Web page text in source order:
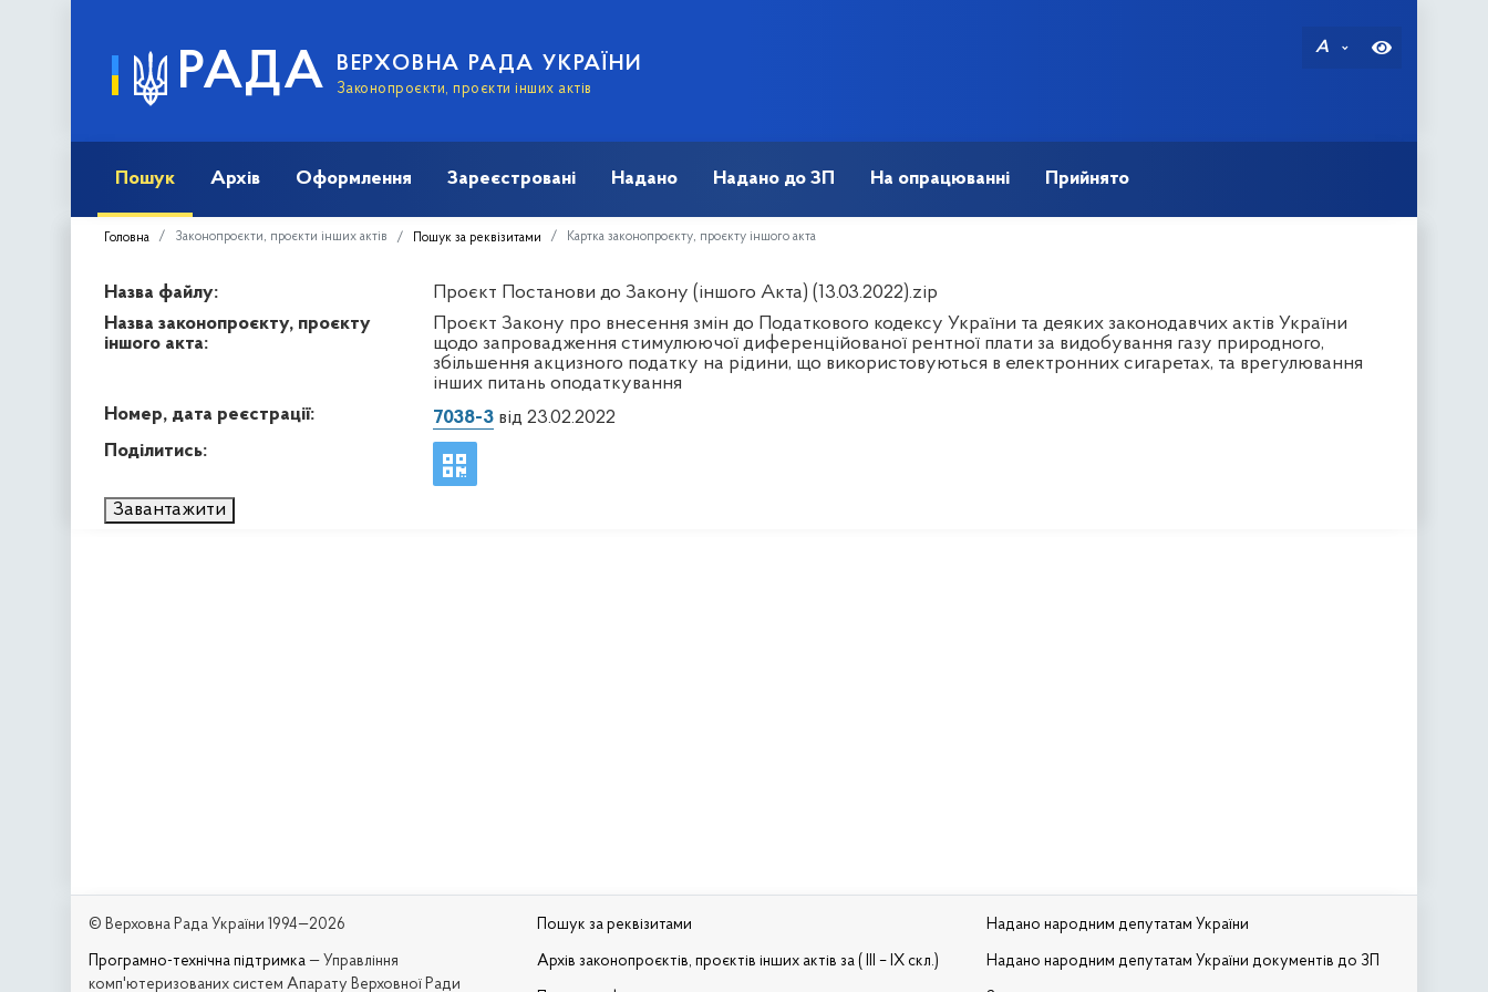
РАДА ВЕРХОВНА РАДА УКРАЇНИ
Законопроєкти, проєкти інших актів
A
Пошук Архів Оформлення Зареєстровані Надано Надано до ЗП На опрацюванні Прийнято
Головна Законопроєкти, проєкти інших актів Пошук за реквізитами Картка законопроєкту, проєкту іншого акта
Назва файлу:
Проєкт Постанови до Закону (іншого Акта) (13.03.2022).zip
Назва законопроєкту, проєкту
іншого акта:
Проєкт Закону про внесення змін до Податкового кодексу України та деяких законодавчих актів України
щодо запровадження стимулюючої диференційованої рентної плати за видобування газу природного,
збільшення акцизного податку на рідини, що використовуються в електронних сигаретах, та врегулювання
інших питань оподаткування
Номер, дата реєстрації:
7038-3від 23.02.2022
Поділитись:
Завантажити
© Верховна Рада України 1994—2026
Програмно-технічна підтримка — Управління
комп'ютеризованих систем Апарату Верховної Ради
Пошук за реквізитами
Архів законопроєктів, проєктів інших актів за ( III – IX скл.)
Надано народним депутатам України
Надано народним депутатам України документів до ЗП